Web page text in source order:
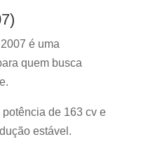
é uma
quem busca
de 163 cv e
estável.